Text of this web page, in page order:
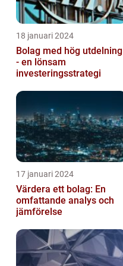
18 januari 2024
Bolag med hög utdelning
- en lönsam
investeringsstrategi
17 januari 2024
Värdera ett bolag: En
omfattande analys och
jämförelse